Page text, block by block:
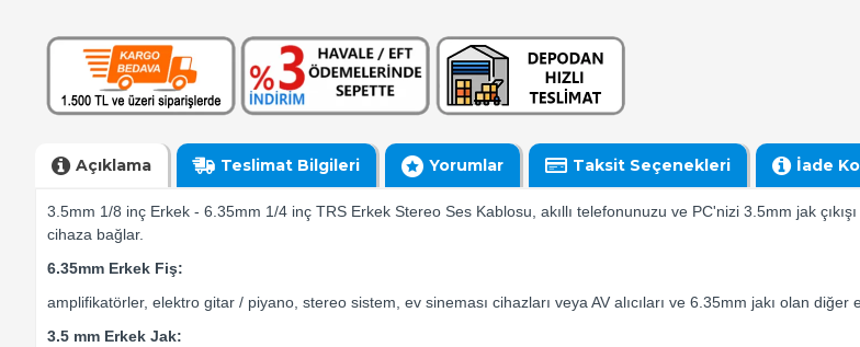
Açıklama Teslimat Bilgileri Yorumlar Taksit Seçenekleri İade
3.5mm 1/8 inç Erkek - 6.35mm 1/4 inç TRS Erkek Stereo Ses Kablosu, akıllı telefonunuzu ve PC'nizi 3.5mm jak
cihaza bağlar.
6.35mm Erkek Fiş:
amplifikatörler, elektro gitar / piyano, stereo sistem, ev sineması cihazları veya AV alıcıları ve 6.35mm jakı olan diğer
3.5 mm Erkek Jak: